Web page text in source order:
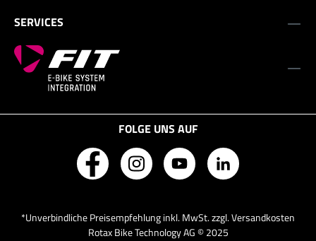
SERVICES
FOLGE UNS AUF
*Unverbindliche Preisempfehlung inkl. MwSt. zzgl. Versandkosten
Rotax Bike Technology AG © 2025